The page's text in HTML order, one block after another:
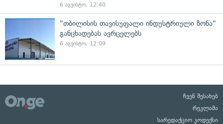
6 აგვისტო, 12:40
"თბილისის თავისუფალი ინდუსტრიული ზონა"
განცხადებას ავრცელებს
6 აგვისტო, 12:09
ჩვენ შესახებ
რეკლამა
სარედაქციო კოდექსი